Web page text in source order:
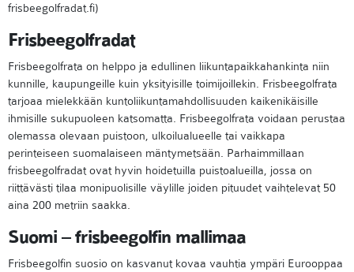
frisbeegolfradat.fi)
Frisbeegolfradat
Frisbeegolfrata on helppo ja edullinen liikuntapaikkahankinta niin
kunnille, kaupungeille kuin yksityisille toimijoillekin. Frisbeegolfrata
tarjoaa mielekkään kuntoliikuntamahdollisuuden kaikenikäisille
ihmisille sukupuoleen katsomatta. Frisbeegolfrata voidaan perustaa
olemassa olevaan puistoon, ulkoilualueelle tai vaikkapa
perinteiseen suomalaiseen mäntymetsään. Parhaimmillaan
frisbeegolfradat ovat hyvin hoidetuilla puistoalueilla, jossa on
riittävästi tilaa monipuolisille väylille joiden pituudet vaihtelevat 50
aina 200 metriin saakka.
Suomi – frisbeegolfin mallimaa
Frisbeegolfin suosio on kasvanut kovaa vauhtia ympäri Eurooppaa